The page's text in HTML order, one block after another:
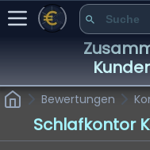
Bewertungen
Schlafkontor